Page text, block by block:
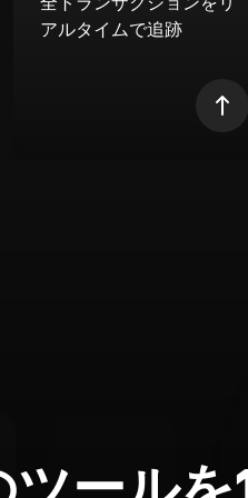
アルタイムで追跡